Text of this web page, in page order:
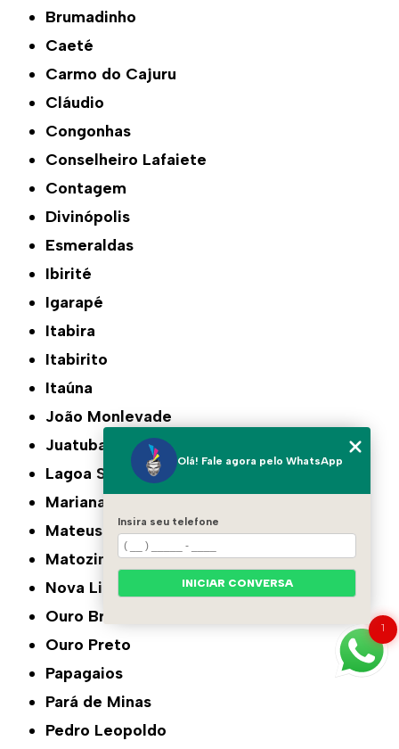
Brumadinho
Caeté
Carmo do Cajuru
Cláudio
Congonhas
Conselheiro Lafaiete
Contagem
Divinópolis
Esmeraldas
Ibirité
Igarapé
Itabira
Itabirito
Itaúna
João Monlevade
Juatuba
Lagoa Santa
Mariana
Mateus Leme
Matozinhos
Nova Lima
Ouro Branco
Ouro Preto
Papagaios
Pará de Minas
Pedro Leopoldo
1
Olá! Fale agora pelo WhatsApp
Insira seu telefone
INICIAR CONVERSA